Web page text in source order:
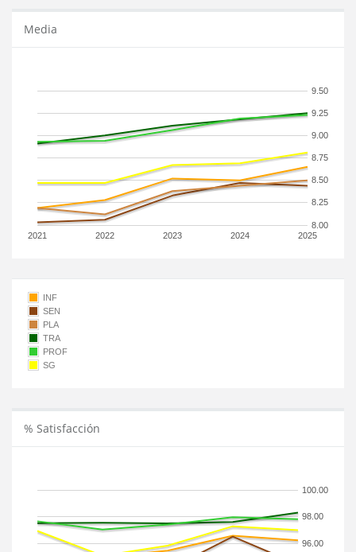
Media
2021 2022 2023 2024 2025
8.00
8.25
8.50
8.75
9.00
9.25
9.50
INF
SEN
PLA
TRA
PROF
SG
% Satisfacción
96.00
98.00
100.00